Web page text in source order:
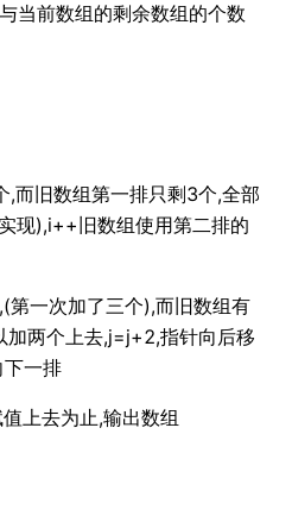
当前数组的剩余数组的个数
,而旧数组第一排只剩3个,全部
现),i++旧数组使用第二排的
第一次加了三个),而旧数组有
加两个上去,j=j+2,指针向后移
一排
上去为止,输出数组